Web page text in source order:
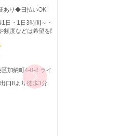
まで・遅出
上で決め
んOKです
ビル8F